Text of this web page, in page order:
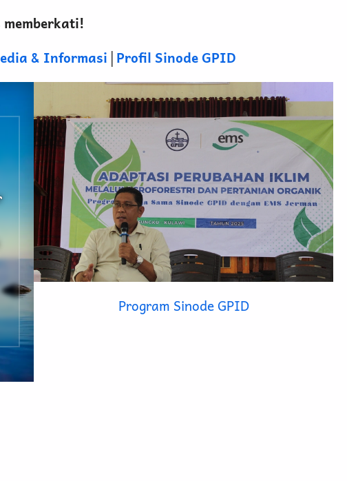
& Informasi │Profil Sinode GPID
Program Sinode GPID